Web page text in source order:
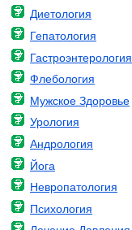
Диетология
Гепатология
Гастроэнтерология
Флебология
Мужское Здоровье
Урология
Андрология
Йога
Невропатология
Психология